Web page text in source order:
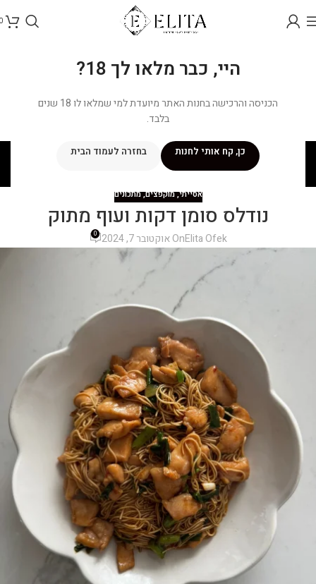
היי, כבר מלאו לך 18?
הכניסה והרכישה בחנות האתר מיועדת למי שמלאו לו 18 שנים
בלבד.
כן, קח אותי לחנות בחזרה לעמוד הביתבלוג
אסייתי,מוקפצים,מתכונים
נודלס סומן דקות ועוף מתוק
Elita OfekOn אוקטובר 7, 2024 0